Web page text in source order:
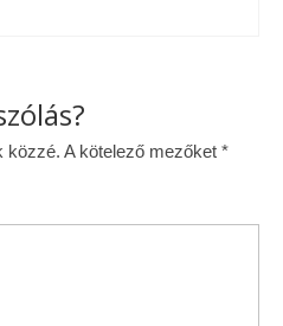
közzé. A kötelező mezőket *